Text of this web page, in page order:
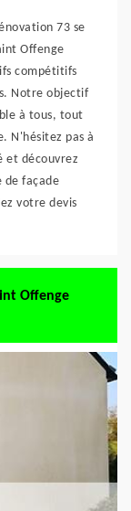
73 se
Offenge
compétitifs
Notre objectif
à tous, tout
N'hésitez pas à
et découvrez
de façade
votre devis
Offenge